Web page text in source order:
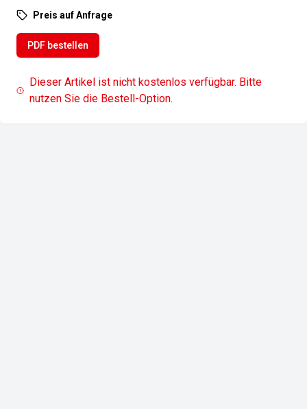
Preis auf Anfrage
PDF bestellen
Dieser Artikel ist nicht kostenlos verfügbar. Bitte
nutzen Sie die Bestell-Option.